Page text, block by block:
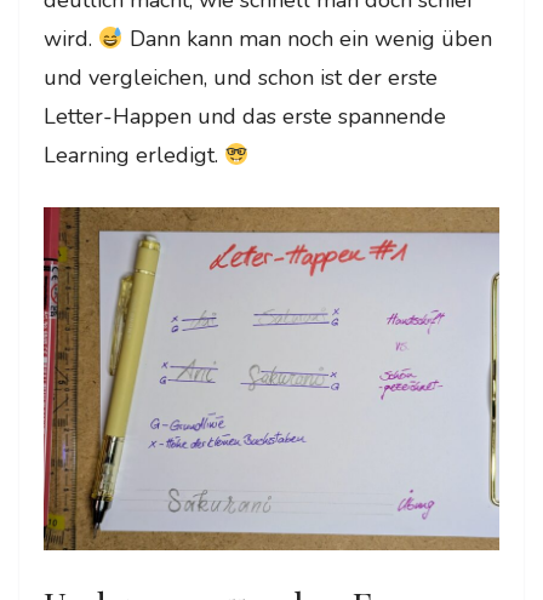
wird.
Dann kann man noch ein wenig üben
und vergleichen, und schon ist der erste
Letter-Happen und das erste spannende
Learning erledigt.